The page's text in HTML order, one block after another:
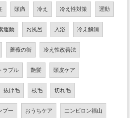
頭痛 冷え 冷え性対策 運動
運動 お風呂 入浴 冷え解消
薔薇の街 冷え性改善法
ラブル 艶髪 頭皮ケア
抜け毛 枝毛 切れ毛
プー おうちケア エンビロン福山